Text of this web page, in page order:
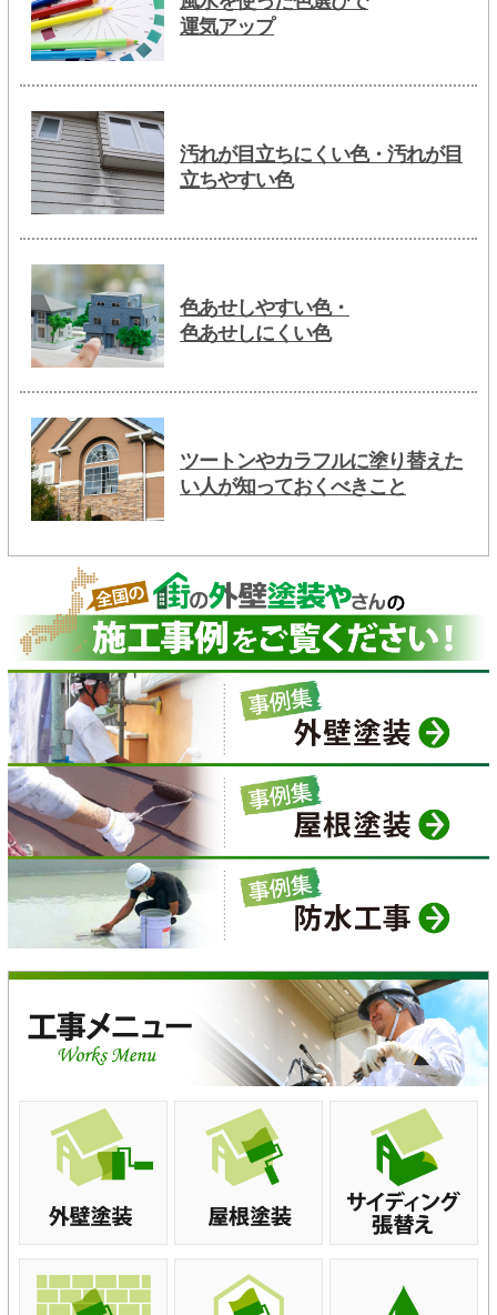
運気アップ
汚れが目立ちにくい色・汚れが目
立ちやすい色
色あせしやすい色・
色あせしにくい色
ツートンやカラフルに塗り替えた
い人が知っておくべきこと